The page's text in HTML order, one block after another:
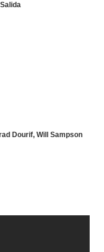
Dourif, Will Sampson